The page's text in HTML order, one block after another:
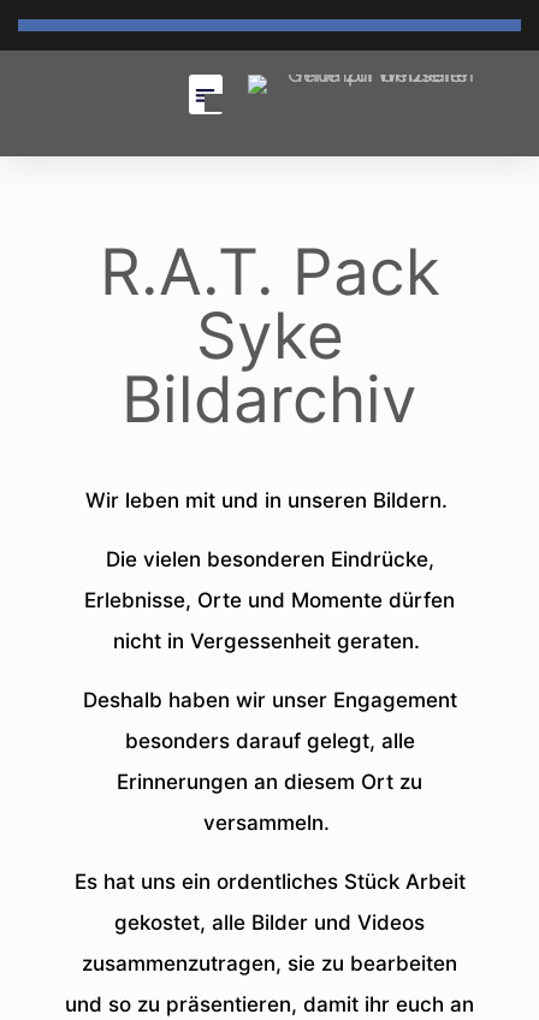
R.A.T. Pack
Syke
Bildarchiv
Wir leben mit und in unseren Bildern.
Die vielen besonderen Eindrücke,
Erlebnisse, Orte und Momente dürfen
nicht in Vergessenheit geraten.
Deshalb haben wir unser Engagement
besonders darauf gelegt, alle
Erinnerungen an diesem Ort zu
versammeln.
Es hat uns ein ordentliches Stück Arbeit
gekostet, alle Bilder und Videos
zusammenzutragen, sie zu bearbeiten
und so zu präsentieren, damit ihr euch an